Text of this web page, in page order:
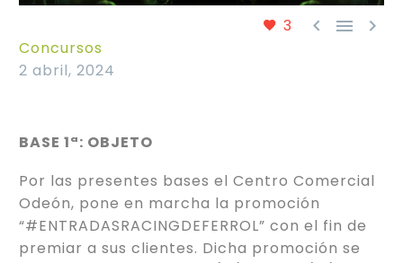
3   
Concursos
2 abril, 2024
BASE 1ª: OBJETO
Por las presentes bases el Centro Comercial
Odeón, pone en marcha la promoción
“#ENTRADASRACINGDEFERROL” con el fin de
premiar a sus clientes. Dicha promoción se